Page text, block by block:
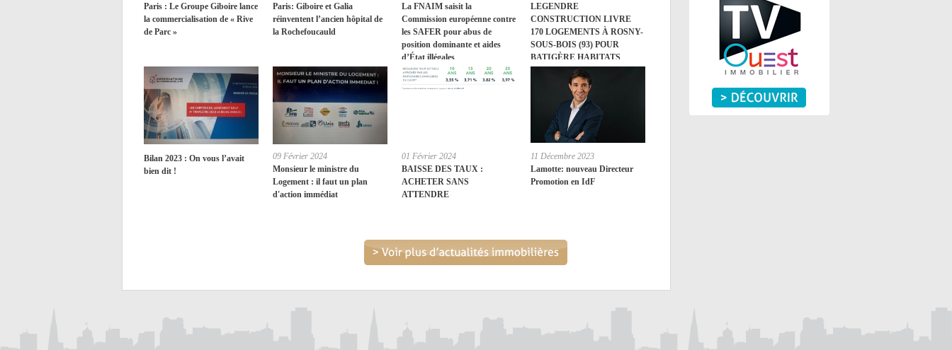
Paris : Le Groupe Giboire lance
la commercialisation de « Rive
de Parc »
Paris: Giboire et Galia
réinventent l’ancien hôpital de
la Rochefoucauld
La FNAIM saisit la
Commission européenne contre
les SAFER pour abus de
position dominante et aides
d’État illégales
LEGENDRE
CONSTRUCTION LIVRE
170 LOGEMENTS À ROSNY-
SOUS-BOIS (93) POUR
BATIGÈRE HABITATS
SOLIDAIRES, AU SERVICE
DE L’HABITAT SOCIAL
Bilan 2023 : On vous l’avait
bien dit !
09 Février 2024
Monsieur le ministre du
Logement : il faut un plan
d'action immédiat
01 Février 2024
BAISSE DES TAUX :
ACHETER SANS
ATTENDRE
11 Décembre 2023
Lamotte: nouveau Directeur
Promotion en IdF